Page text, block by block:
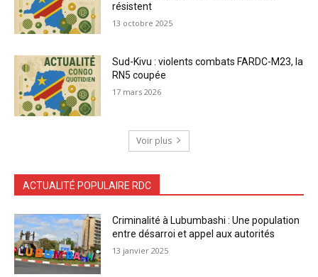
résistent
13 octobre 2025
Sud-Kivu : violents combats FARDC-M23, la
RN5 coupée
17 mars 2026
Voir plus
ACTUALITÉ POPULAIRE RDC
Criminalité à Lubumbashi : Une population
entre désarroi et appel aux autorités
13 janvier 2025